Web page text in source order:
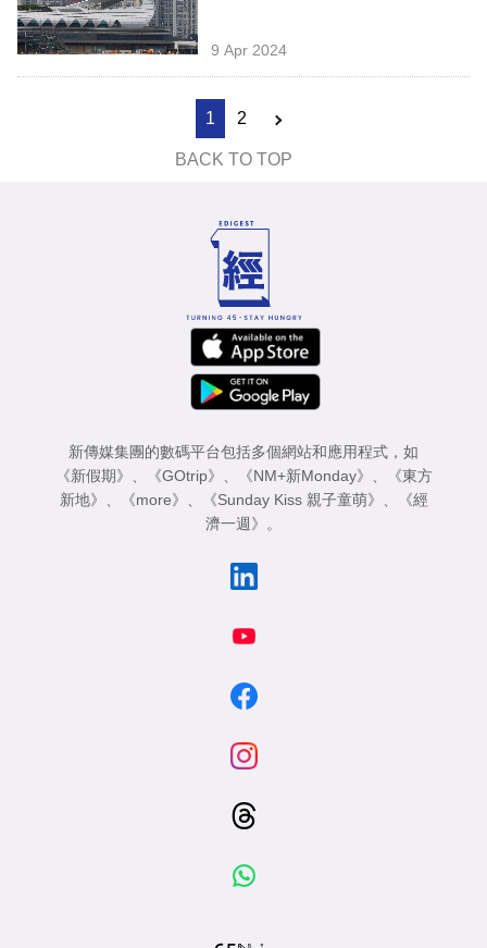
9 Apr 2024
1 2
BACK TO TOP
新傳媒集團的數碼平台包括多個網站和應用程式，如
《新假期》 、 《GOtrip》 、 《NM+新Monday》 、
《東方
新地》 、 《more》 、 《Sunday Kiss 親子童萌》 、
《經
濟一週》 。